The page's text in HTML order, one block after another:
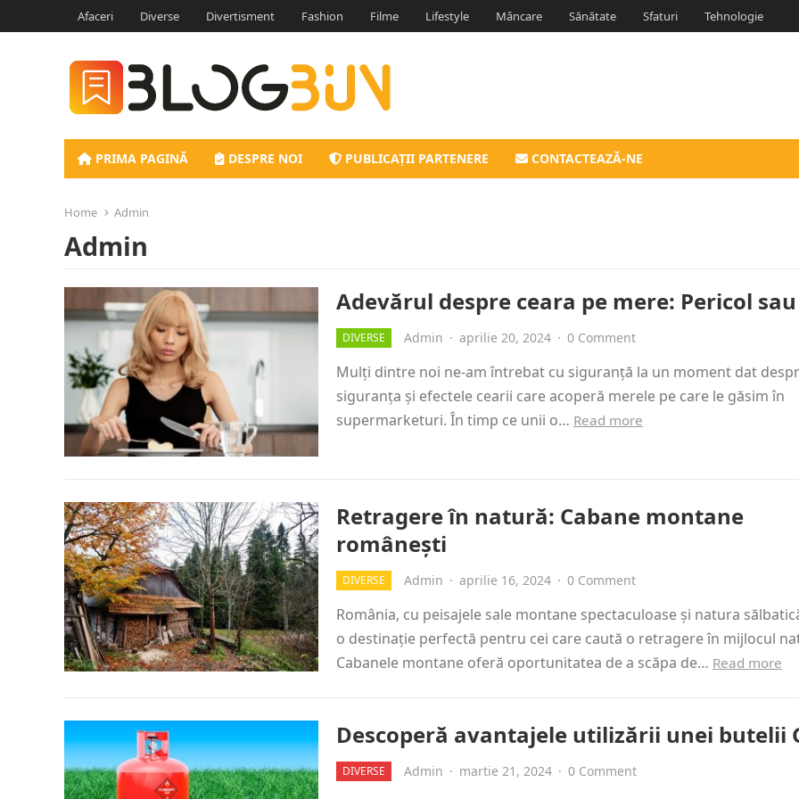
Afaceri Diverse Divertisment Fashion Filme Lifestyle Mâncare Sănătate Sfaturi Tehnologie
PRIMA PAGINĂ DESPRE NOI PUBLICAȚII PARTENERE CONTACTEAZĂ-NE
Home Admin
Admin
Adevărul despre ceara pe mere: Pericol
DIVERSE Admin · aprilie 20, 2024 · 0 Comment
Mulți dintre noi ne-am întrebat cu siguranță la un moment dat
siguranța și efectele cearii care acoperă merele pe care le găsim în
supermarketuri. În timp ce unii o… Read more
Retragere în natură: Cabane montane
românești
DIVERSE Admin · aprilie 16, 2024 · 0 Comment
România, cu peisajele sale montane spectaculoase și natura
o destinație perfectă pentru cei care caută o retragere în mijlocul
Cabanele montane oferă oportunitatea de a scăpa de… Read more
Descoperă avantajele utilizării unei butelii
DIVERSE Admin · martie 21, 2024 · 0 Comment